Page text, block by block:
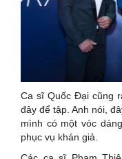
Ca sĩ Quốc Đại cũng
đây để tập. Anh nói,
mình có một vóc
phục vụ khán giả.